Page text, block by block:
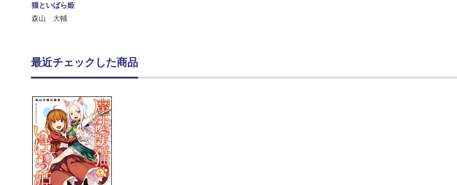
猫といばら姫
森山 大輔
最近チェックした商品